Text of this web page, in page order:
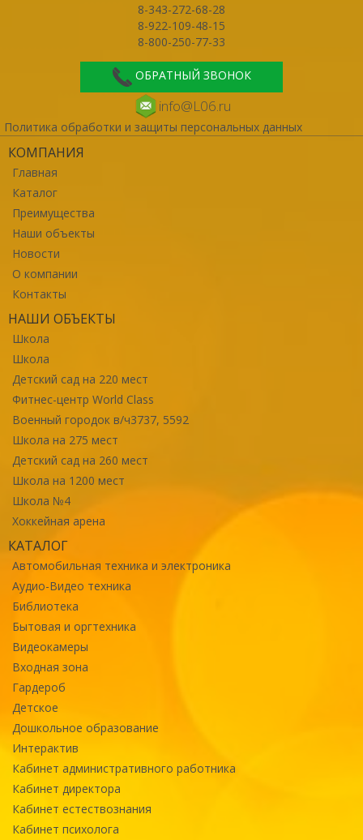
8-343-272-68-28
8-922-109-48-15
8-800-250-77-33
ОБРАТНЫЙ ЗВОНОК
info@L06.ru
Политика обработки и защиты персональных данных
КОМПАНИЯ
Главная
Каталог
Преимущества
Наши объекты
Новости
О компании
Контакты
НАШИ ОБЪЕКТЫ
Школа
Школа
Детский сад на 220 мест
Фитнес-центр World Class
Военный городок в/ч3737, 5592
Школа на 275 мест
Детский сад на 260 мест
Школа на 1200 мест
Школа №4
Хоккейная арена
КАТАЛОГ
Автомобильная техника и электроника
Аудио-Видео техника
Библиотека
Бытовая и оргтехника
Видеокамеры
Входная зона
Гардероб
Детское
Дошкольное образование
Интерактив
Кабинет административного работника
Кабинет директора
Кабинет естествознания
Кабинет психолога